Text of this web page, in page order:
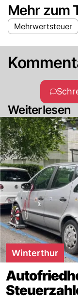
Mehr zum
Mehrwertsteuer
Weiterlesen
Winterthur